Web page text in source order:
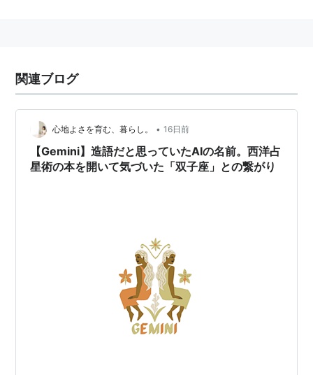
関連ブログ
心地よさを育む、暮らし。 • 16日前
【Gemini】造語だと思っていたAIの名前。西洋占
星術の本を開いて気づいた「双子座」との繋がり